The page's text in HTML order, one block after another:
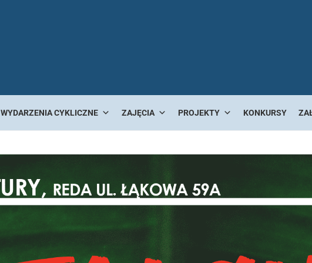
WYDARZENIA CYKLICZNE ZAJĘCIA PROJEKTY KONKURSY